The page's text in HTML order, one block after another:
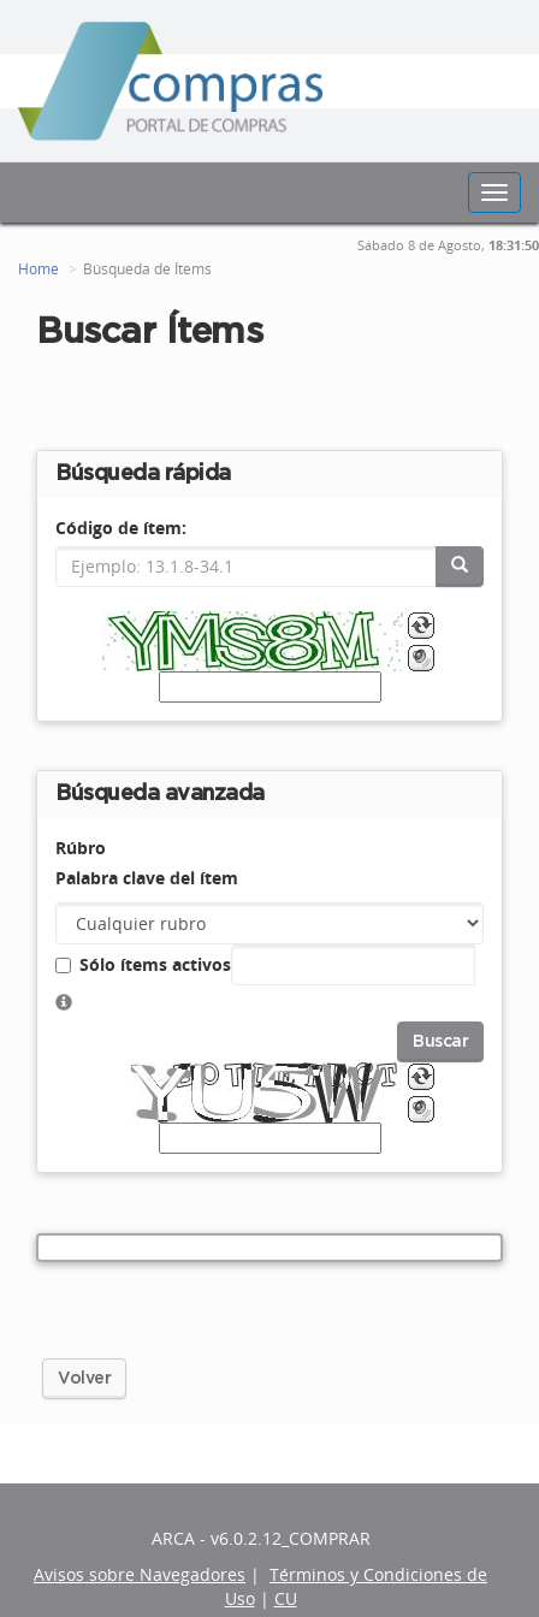
Sábado 8 de Agosto, 18:31:50
Home Búsqueda de Ítems
Buscar Ítems
Búsqueda rápida
Código de ítem:
Búsqueda avanzada
Rúbro
Palabra clave del ítem
Sólo ítems activos
Buscar
Volver
ARCA - v6.0.2.12_COMPRAR
Avisos sobre Navegadores | Términos y Condiciones de
Uso | CU